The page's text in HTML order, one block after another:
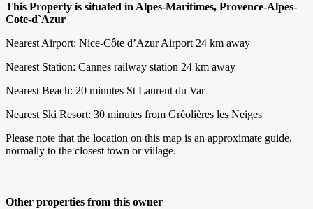
This Property is situated in Alpes-Maritimes, Provence-Alpes-
Cote-d`Azur
Nearest Airport: Nice-Côte d’Azur Airport 24 km away
Nearest Station: Cannes railway station 24 km away
Nearest Beach: 20 minutes St Laurent du Var
Nearest Ski Resort: 30 minutes from Gréolières les Neiges
Please note that the location on this map is an approximate guide,
normally to the closest town or village.
Other properties from this owner